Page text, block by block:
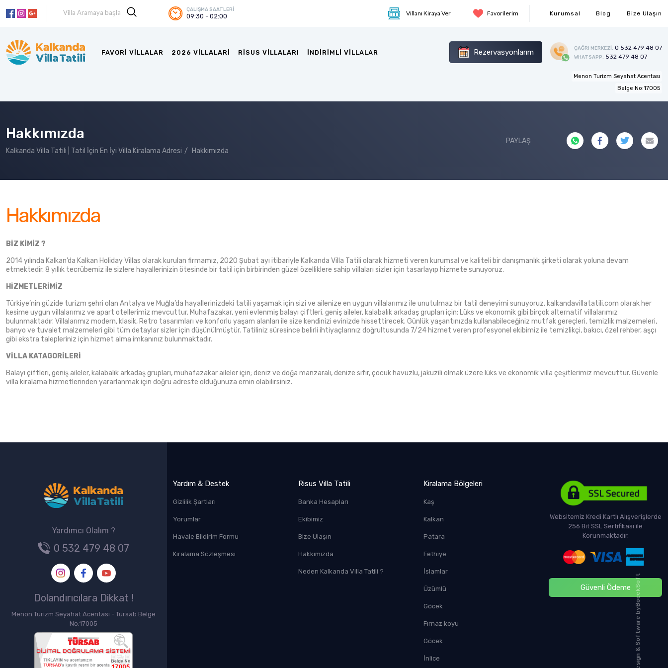
ÇALIŞMA SAATLERİ
09:30 - 02:00 Villanı Kiraya Ver Favorilerim Kurumsal Blog Bize Ulaşın
FAVORI VILLALAR 2026 VILLALARI RISUS VILLALARI İNDIRIMLI VILLALAR Rezervasyonlarım ÇAĞRI MERKEZİ: 0 532 479 48 07
WHATSAPP: 532 479 48 07
Menon Turizm Seyahat Acentası
Belge No:17005
Hakkımızda
Kalkanda Villa Tatili | Tatil İçin En İyi Villa Kiralama Adresi Hakkımızda
PAYLAŞ
Hakkımızda
BİZ KİMİZ ?
2014 yılında Kalkan’da Kalkan Holiday Villas olarak kurulan firmamız, 2020 Şubat ayı itibariyle Kalkanda Villa Tatili olarak hizmeti veren kurumsal ve kaliteli bir danışmanlık şirketi olarak yoluna devam
etmektedir. 8 yıllık tecrübemiz ile sizlere hayallerinizin ötesinde bir tatil için birbirinden güzel özelliklere sahip villaları sizler için tasarlayıp hizmete sunuyoruz.
HİZMETLERİMİZ
Türkiye’nin güzide turizm şehri olan Antalya ve Muğla’da hayallerinizdeki tatili yaşamak için sizi ve ailenize en uygun villalarımız ile unutulmaz bir tatil deneyimi sunuyoruz. kalkandavillatatili.com olarak her
kesime uygun villalarımız ve apart otellerimiz mevcuttur. Muhafazakar, yeni evlenmiş balayı çiftleri, geniş aileler, kalabalık arkadaş grupları için; Lüks ve ekonomik gibi birçok alternatif villalarımız
bulunmaktadır. Villalarımız modern, klasik, Retro tasarımları ve konforlu yaşam alanları ile size kendinizi evinizde hissettirecek. Günlük yaşantınızda kullanabileceğiniz mutfak gereçleri, temizlik malzemeleri,
banyo ve tuvalet malzemeleri gibi tüm detaylar sizler için düşünülmüştür. Tatiliniz süresince belirli ihtiyaçlarınız doğrultusunda 7/24 hizmet veren profesyonel ekibimiz ile temizlikçi, bakıcı, özel rehber, aşçı
gibi ekstra talepleriniz için hizmet alma imkanınız bulunmaktadır.
VİLLA KATAGORİLERİ
Balayı çiftleri, geniş aileler, kalabalık arkadaş grupları, muhafazakar aileler için; deniz ve doğa manzaralı, denize sıfır, çocuk havuzlu, jakuzili olmak üzere lüks ve ekonomik villa çeşitlerimiz mevcuttur. Güvenle
villa kiralama hizmetlerinden yararlanmak için doğru adreste olduğunuza emin olabilirsiniz.
Yardımcı Olalım ?
0 532 479 48 07
Dolandırıcılara Dikkat !
Menon Turizm Seyahat Acentası - Türsab Belge
No:17005
Yardım & Destek
Gizlilik Şartları
Yorumlar
Havale Bildirim Formu
Kiralama Sözleşmesi
Risus Villa Tatili
Banka Hesapları
Ekibimiz
Bize Ulaşın
Hakkımızda
Neden Kalkanda Villa Tatili ?
Kiralama Bölgeleri
Kaş
Kalkan
Patara
Fethiye
İslamlar
Üzümlü
Göcek
Fırnaz koyu
Göcek
İnlice
Websitemiz Kredi Kartlı Alışverişlerde
256 Bit SSL Sertifikası ile
Korunmaktadır.
Güvenli Ödeme
Design & Software by
BocekSoft